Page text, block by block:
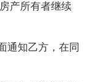
产所有者继续
通知乙方，在同